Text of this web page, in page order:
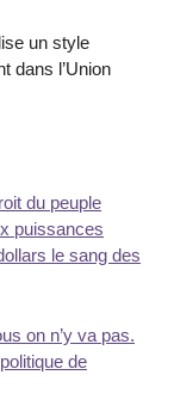
un style
dans l’Union
du peuple
puissances
le sang des
on n’y va pas.
de